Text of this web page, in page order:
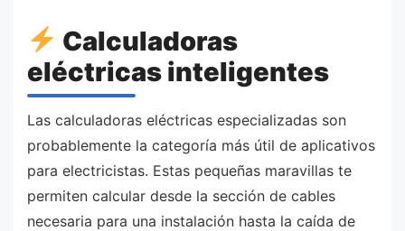
Calculadoras
eléctricas inteligentes
Las calculadoras eléctricas especializadas son
probablemente la categoría más útil de aplicativos
para electricistas. Estas pequeñas maravillas te
permiten calcular desde la sección de cables
necesaria para una instalación hasta la caída de